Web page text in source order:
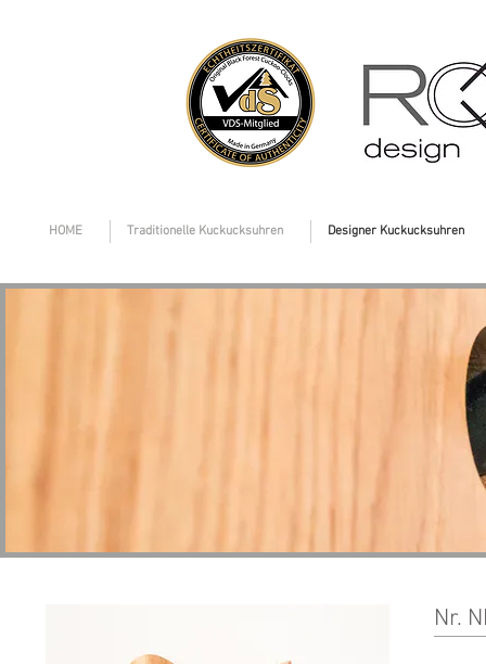
HOME Traditionelle Kuckucksuhren Designer Kuckucksuhren
Nr.